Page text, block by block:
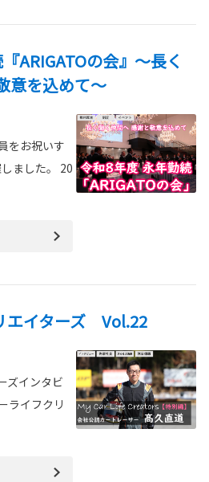
ARIGATOの会』～長く
意を込めて～
をお祝いす
ました。 20
エイターズ Vol.22
ズインタビ
ライフクリ